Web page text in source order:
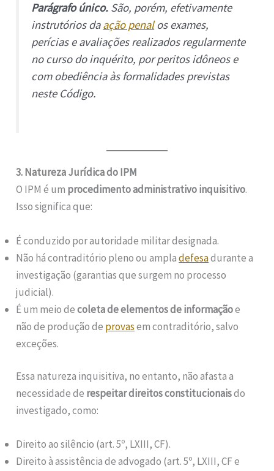
Parágrafo único. São, porém, efetivamente
instrutórios daação penalos exames,
perícias e avaliações realizados regularmente
no curso do inquérito, por peritos idôneos e
com obediência às formalidades previstas
neste Código.
3. Natureza Jurídica do IPM
O IPM é um procedimento administrativo inquisitivo.
Isso significa que:
É conduzido por autoridade militar designada.
Não há contraditório pleno ou ampladefesadurante a
investigação (garantias que surgem no processo
judicial).
É um meio decoleta de elementos de informaçãoe
não de produção de provasem contraditório, salvo
exceções.
Essa natureza inquisitiva, no entanto, não afasta a
necessidade de respeitar direitos constitucionaisdo
investigado, como:
Direito ao silêncio (art. 5º, LXIII, CF).
Direito à assistência de advogado (art. 5º, LXIII, CF e